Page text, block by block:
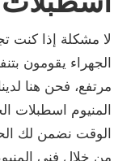
لا مشكلة إذا كنت
الجهراء يقومون
مرتفع، فحن هنا
المنيوم
الوقت نضمن لك
من خلال فني